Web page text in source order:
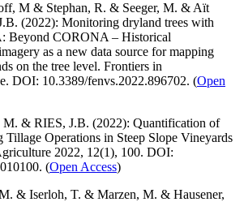
M & Stephan, R. & Seeger, M. & Aït
(2022): Monitoring dryland trees with
Beyond CORONA – Historical
as a new data source for mapping
on the tree level. Frontiers in
DOI: 10.3389/fenvs.2022.896702. (Open
& RIES, J.B. (2022): Quantification of
Tillage Operations in Steep Slope Vineyards
2022, 12(1), 100. DOI:
(Open Access)
& Iserloh, T. & Marzen, M. & Hausener,